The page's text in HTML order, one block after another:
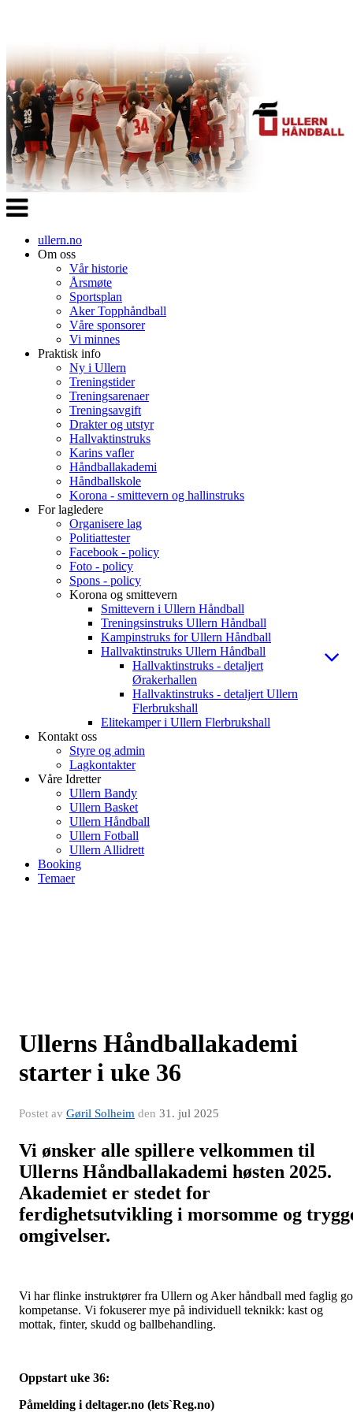
Veksle
navigasjon
ullern.no
Om oss
Vår historie
Årsmøte
Sportsplan
Aker Topphåndball
Våre sponsorer
Vi minnes
Praktisk info
Ny i Ullern
Treningstider
Treningsarenaer
Treningsavgift
Drakter og utstyr
Hallvaktinstruks
Karins vafler
Håndballakademi
Håndballskole
Korona - smittevern og hallinstruks
For lagledere
Organisere lag
Politiattester
Facebook - policy
Foto - policy
Spons - policy
Korona og smittevern
Smittevern i Ullern Håndball
Treningsinstruks Ullern Håndball
Kampinstruks for Ullern Håndball
Hallvaktinstruks Ullern Håndball
Hallvaktinstruks - detaljert
Ørakerhallen
Hallvaktinstruks - detaljert Ullern
Flerbrukshall
Elitekamper i Ullern Flerbrukshall
Kontakt oss
Styre og admin
Lagkontakter
Våre Idretter
Ullern Bandy
Ullern Basket
Ullern Håndball
Ullern Fotball
Ullern Allidrett
Booking
Temaer
Ullerns Håndballakademi
starter i uke 36
Postet av Gøril Solheim den 31. jul 2025
Vi ønsker alle spillere velkommen til
Ullerns Håndballakademi høsten 2025.
Akademiet er stedet for
ferdighetsutvikling i morsomme og
omgivelser.
Vi har flinke instruktører fra Ullern og Aker håndball med faglig
kompetanse. Vi fokuserer mye på individuell teknikk: kast og
mottak, finter, skudd og ballbehandling.
Oppstart uke 36:
Påmelding i deltager.no (lets`Reg.no)